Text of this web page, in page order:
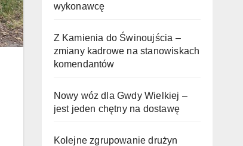
wykonawcę
Z Kamienia do Świnoujścia –
zmiany kadrowe na stanowiskach
komendantów
Nowy wóz dla Gwdy Wielkiej –
jest jeden chętny na dostawę
Kolejne zgrupowanie drużyn